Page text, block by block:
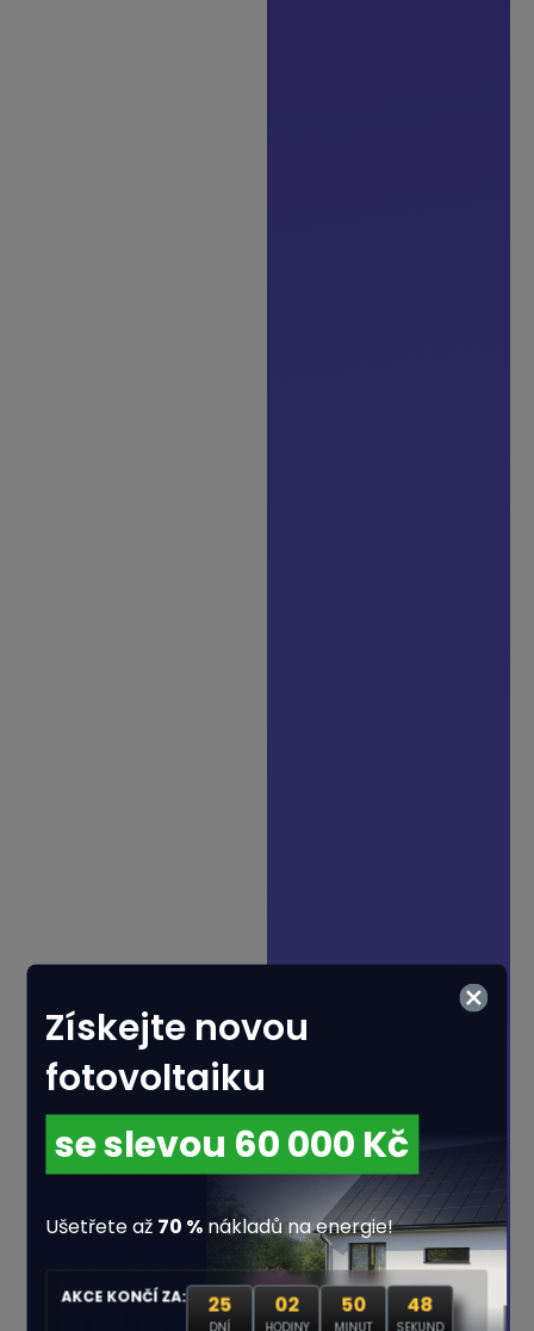
Získejte novou
fotovoltaiku
se slevou 60 000 Kč
Ušetřete až 70 % nákladů na energie!
AKCE KONČÍ ZA: 25
DNÍ
02
HODINY
50
MINUT
47
SEKUND
Kolik osob žije ve vaší
domácnosti?